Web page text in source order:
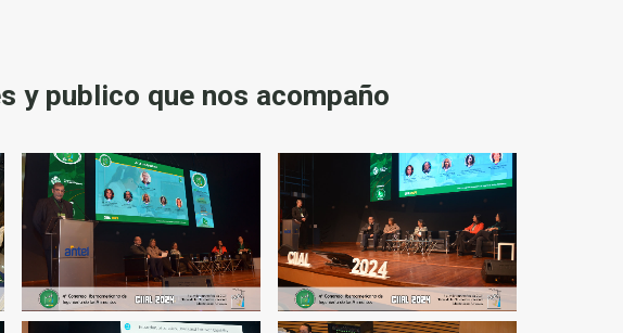
y publico que nos acompaño